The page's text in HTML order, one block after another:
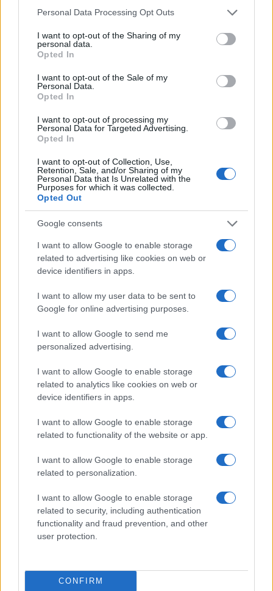
Personal Data Processing Opt Outs
I want to opt-out of the Sharing of my
personal data.
Opted In
I want to opt-out of the Sale of my
Personal Data.
Opted In
I want to opt-out of processing my
Personal Data for Targeted Advertising.
Opted In
I want to opt-out of Collection, Use,
Retention, Sale, and/or Sharing of my
Personal Data that Is Unrelated with the
Purposes for which it was collected.
Opted Out
Google consents
I want to allow Google to enable storage
related to advertising like cookies on web or
device identifiers in apps.
I want to allow my user data to be sent to
Google for online advertising purposes.
I want to allow Google to send me
personalized advertising.
I want to allow Google to enable storage
related to analytics like cookies on web or
device identifiers in apps.
I want to allow Google to enable storage
related to functionality of the website or app.
I want to allow Google to enable storage
related to personalization.
I want to allow Google to enable storage
related to security, including authentication
functionality and fraud prevention, and other
user protection.
CONFIRM
#voće